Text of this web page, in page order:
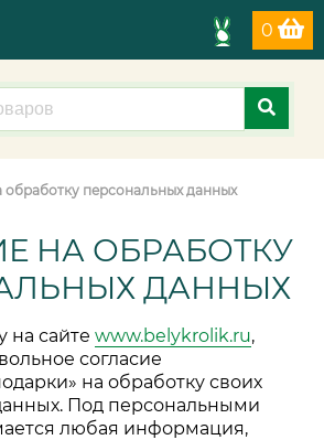
0
обработку персональных данных
НА ОБРАБОТКУ
ДАННЫХ
на сайте www.belykrolik.ru,
согласие
на обработку своих
Под персональными
любая информация,